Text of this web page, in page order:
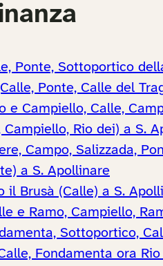
Ponte, Sottoportico
Ponte, Calle del
e Campiello, Calle,
Campiello, Rio dei) a S.
Campo, Salizzada,
a S. Apollinare
il Brusà (Calle) a S.
e Ramo, Campiello,
Sottoportico,
Fondamenta ora